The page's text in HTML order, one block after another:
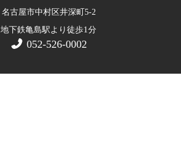
名古屋市中村区井深町5-2
地下鉄亀島駅より徒歩1 分
052-526-0002